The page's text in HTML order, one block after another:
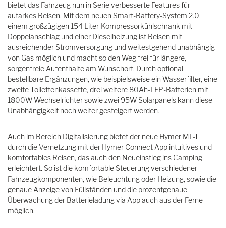
bietet das Fahrzeug nun in Serie verbesserte Features für
autarkes Reisen. Mit dem neuen Smart-Battery-System 2.0,
einem großzügigen 154 Liter-Kompressorkühlschrank mit
Doppelanschlag und einer Dieselheizung ist Reisen mit
ausreichender Stromversorgung und weitestgehend unabhängig
von Gas möglich und macht so den Weg frei für längere,
sorgenfreie Aufenthalte am Wunschort. Durch optional
bestellbare Ergänzungen, wie beispielsweise ein Wasserfilter, eine
zweite Toilettenkassette, drei weitere 80Ah-LFP-Batterien mit
1800W Wechselrichter sowie zwei 95W Solarpanels kann diese
Unabhängigkeit noch weiter gesteigert werden.
Auch im Bereich Digitalisierung bietet der neue Hymer ML-T
durch die Vernetzung mit der Hymer Connect App intuitives und
komfortables Reisen, das auch den Neueinstieg ins Camping
erleichtert. So ist die komfortable Steuerung verschiedener
Fahrzeugkomponenten, wie Beleuchtung oder Heizung, sowie die
genaue Anzeige von Füllständen und die prozentgenaue
Überwachung der Batterieladung via App auch aus der Ferne
möglich.